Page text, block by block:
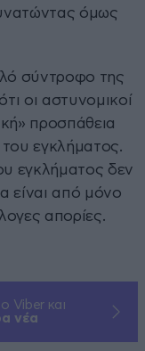
όμως
σύντροφο της
οι αστυνομικοί
προσπάθεια
εγκλήματος.
εγκλήματος δεν
είναι από μόνο
απορίες.
Viber και
νέα